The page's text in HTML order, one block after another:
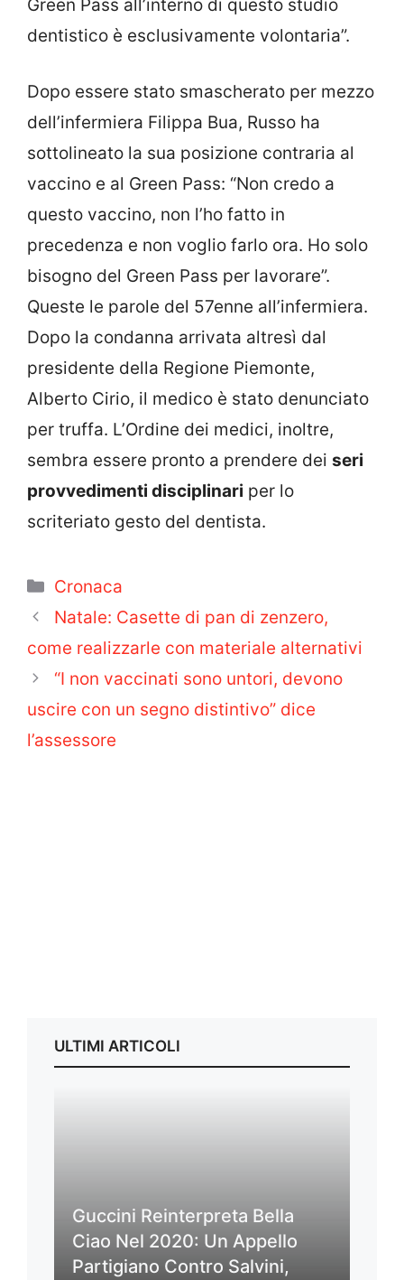
Green Pass all’interno di questo studio
dentistico è esclusivamente volontaria”.
Dopo essere stato smascherato per mezzo
dell’infermiera Filippa Bua, Russo ha
sottolineato la sua posizione contraria al
vaccino e al Green Pass: “Non credo a
questo vaccino, non l’ho fatto in
precedenza e non voglio farlo ora. Ho solo
bisogno del Green Pass per lavorare”.
Queste le parole del 57enne all’infermiera.
Dopo la condanna arrivata altresì dal
presidente della Regione Piemonte,
Alberto Cirio, il medico è stato denunciato
per truffa. L’Ordine dei medici, inoltre,
sembra essere pronto a prendere dei seri
provvedimenti disciplinari per lo
scriteriato gesto del dentista.
Categorie
Cronaca
Natale: Casette di pan di zenzero,
come realizzarle con materiale alternativi
“I non vaccinati sono untori, devono
uscire con un segno distintivo” dice
l’assessore
ULTIMI ARTICOLI
Guccini Reinterpreta Bella
Ciao Nel 2020: Un Appello
Partigiano Contro Salvini,